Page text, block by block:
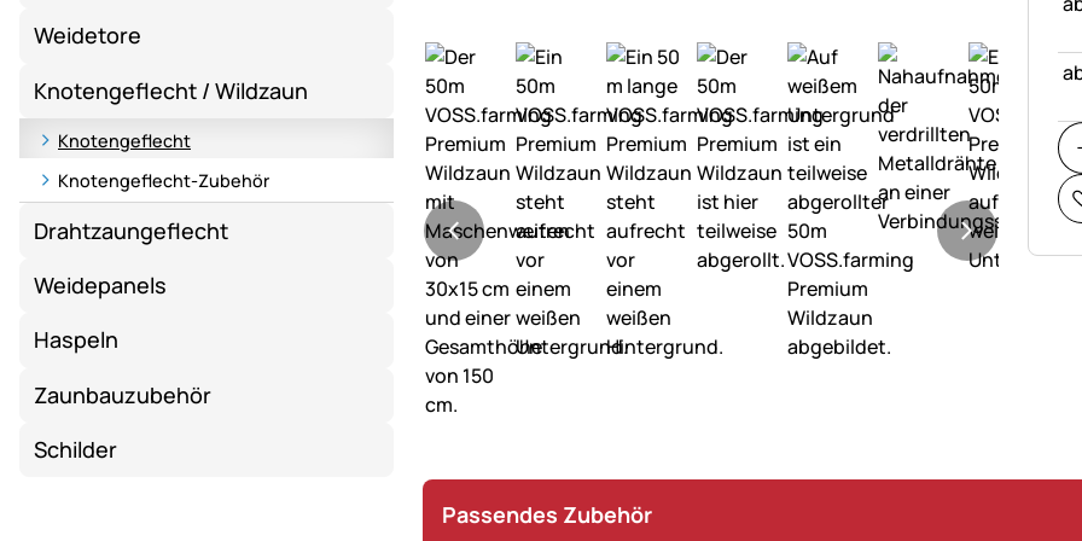
Weidetore
Knotengeflecht / Wildzaun
Knotengeflecht
Knotengeflecht-Zubehör
Drahtzaungeflecht
Weidepanels
Haspeln
Zaunbauzubehör
Schilder
Passendes Zubehör